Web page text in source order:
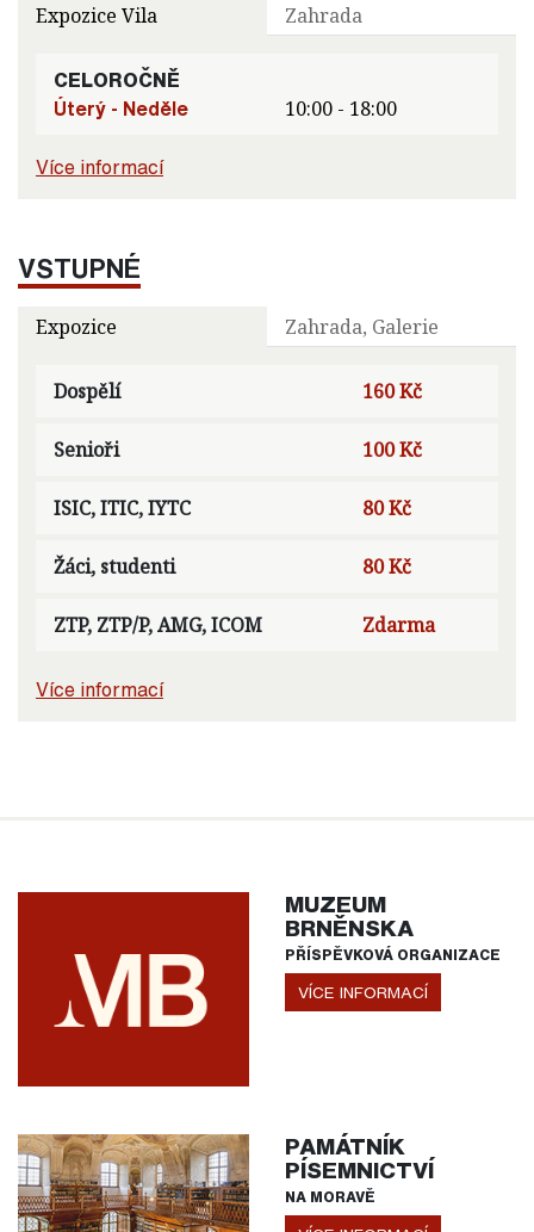
Expozice Vila Zahrada
CELOROČNĚ
Úterý - Neděle
10:00 - 18:00
Více informací
VSTUPNÉ
Expozice Zahrada, Galerie
Dospělí 160 Kč
Senioři 100 Kč
ISIC, ITIC, IYTC 80 Kč
Žáci, studenti 80 Kč
ZTP, ZTP/P, AMG, ICOM Zdarma
Více informací
MUZEUM
BRNĚNSKA
PŘÍSPĚVKOVÁ ORGANIZACE
VÍCE INFORMACÍ
PAMÁTNÍK
PÍSEMNICTVÍ
NA MORAVĚ